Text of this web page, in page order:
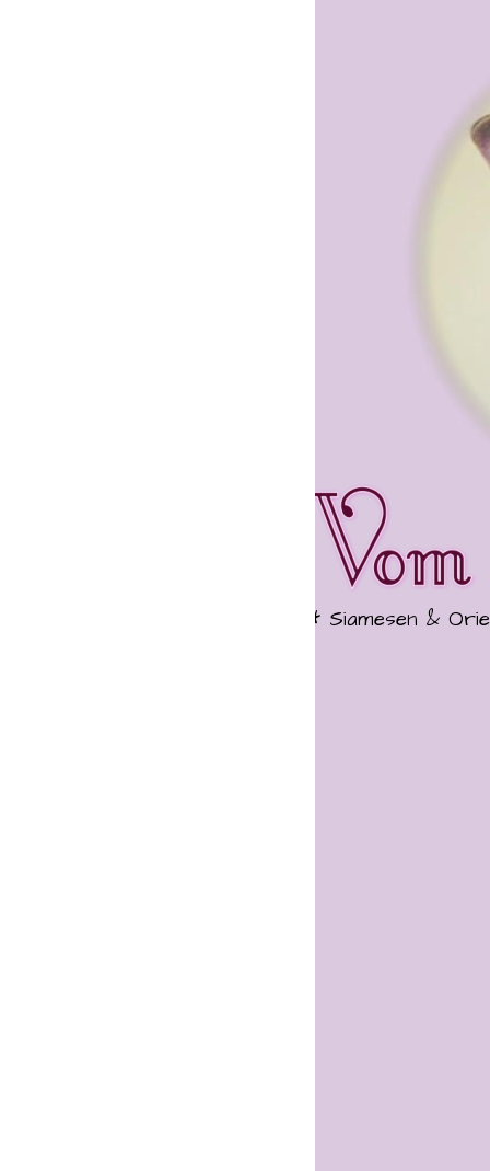
& Orientalen aus Niedersachsen ****